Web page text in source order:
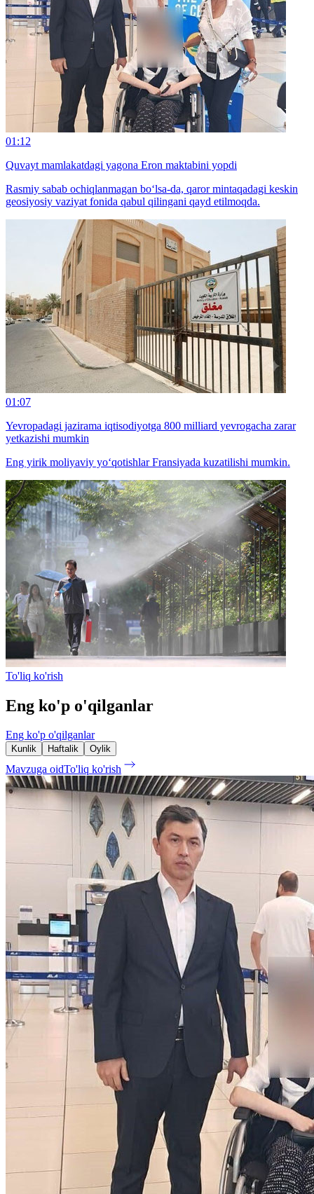
01:12
Quvayt mamlakatdagi yagona Eron maktabini yopdi
Rasmiy sabab ochiqlanmagan bo‘lsa-da, qaror mintaqadagi keskin
geosiyosiy vaziyat fonida qabul qilingani qayd etilmoqda.
01:07
Yevropadagi jazirama iqtisodiyotga 800 milliard yevrogacha zarar
yetkazishi mumkin
Eng yirik moliyaviy yo‘qotishlar Fransiyada kuzatilishi mumkin.
To'liq ko'rish
Eng ko'p o'qilganlar
Eng ko'p o'qilganlar
Kunlik Haftalik Oylik
Mavzuga oidTo'liq ko'rish